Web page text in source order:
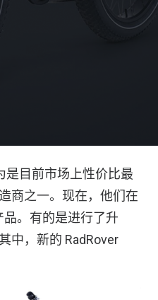
是目前市场上性价比最
商之一。现在，他们在
。有的是进行了升
中，新的 RadRover